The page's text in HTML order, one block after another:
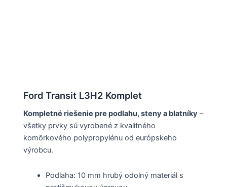
Ford Transit L3H2 Komplet
Kompletné riešenie pre podlahu, steny a blatníky –
všetky prvky sú vyrobené z kvalitného
komôrkového polypropylénu od európskeho
výrobcu.
Podlaha: 10 mm hrubý odolný materiál s